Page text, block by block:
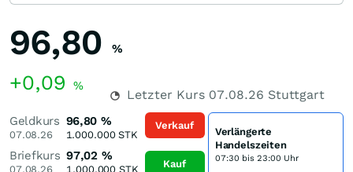
96,80 %
+0,09 %
Letzter Kurs 07.08.26 Stuttgart
Geldkurs
07.08.26
96,80 %
1.000.000STK
Briefkurs
07.08.26
97,02 %
1.000.000 STK
Verkauf
Kauf
Verlängerte
Handelszeiten
07:30 bis 23:00 Uhr